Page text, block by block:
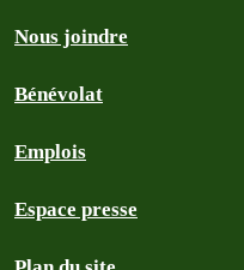
Nous joindre
Bénévolat
Emplois
Espace presse